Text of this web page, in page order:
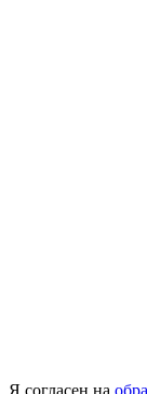
Я согласен на